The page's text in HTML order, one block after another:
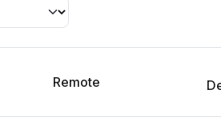
Remote